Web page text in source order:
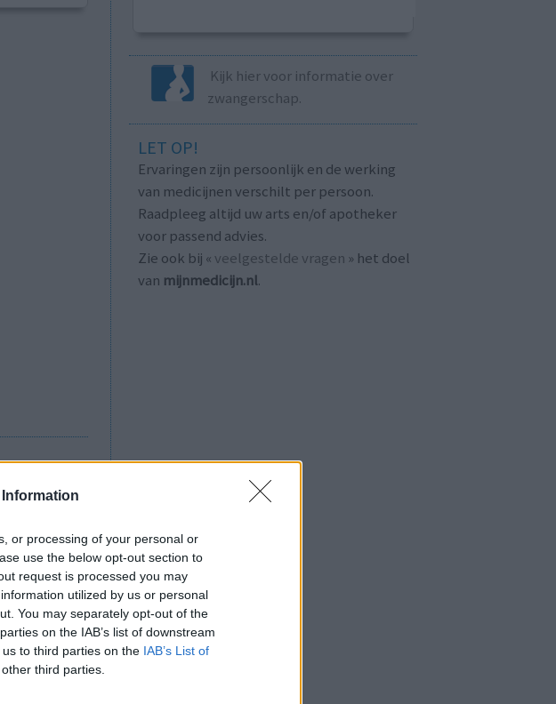
or processing of your personal or
use the below opt-out section to
request is processed you may
utilized by us or personal
You may separately opt-out of the
on the IAB’s list of downstream
to third parties on the IAB’s List of
third parties.
oxycodon
worden
Kijk hier voor informatie over
zwangerschap.
LET OP!
Ervaringen zijn persoonlijk en de werking
van medicijnen verschilt per persoon.
Raadpleeg altijd uw arts en/of apotheker
voor passend advies.
Zie ook bij « veelgestelde vragen » het doel
van mijnmedicijn.nl.